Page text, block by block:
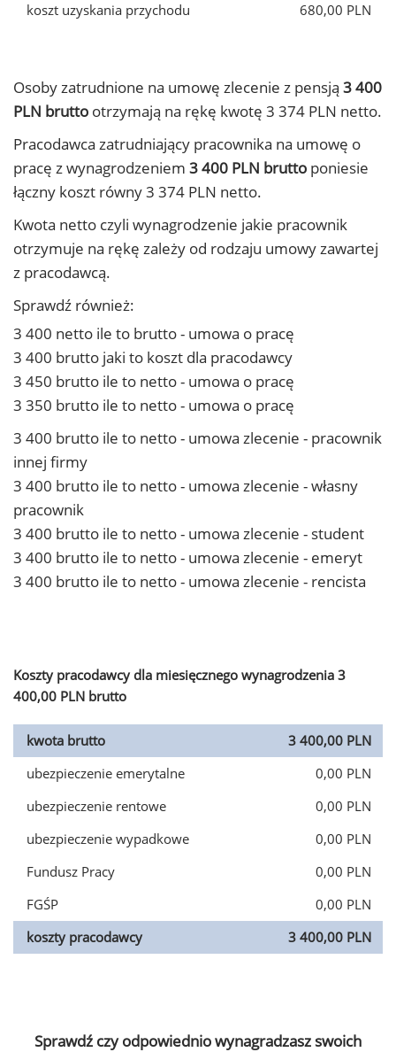
koszt uzyskania przychodu
680,00 PLN
Osoby zatrudnione na umowę zlecenie z pensją 3 400
PLN brutto otrzymają na rękę kwotę 3 374 PLN netto.
Pracodawca zatrudniający pracownika na umowę o
pracę z wynagrodzeniem 3 400 PLN brutto poniesie
łączny koszt równy 3 374 PLN netto.
Kwota netto czyli wynagrodzenie jakie pracownik
otrzymuje na rękę zależy od rodzaju umowy zawartej
z pracodawcą.
Sprawdź również:
3 400 netto ile to brutto - umowa o pracę
3 400 brutto jaki to koszt dla pracodawcy
3 450 brutto ile to netto - umowa o pracę
3 350 brutto ile to netto - umowa o pracę
3 400 brutto ile to netto - umowa zlecenie - pracownik
innej firmy
3 400 brutto ile to netto - umowa zlecenie - własny
pracownik
3 400 brutto ile to netto - umowa zlecenie - student
3 400 brutto ile to netto - umowa zlecenie - emeryt
3 400 brutto ile to netto - umowa zlecenie - rencista
Koszty pracodawcy dla miesięcznego wynagrodzenia 3
400,00 PLN brutto
kwota brutto
3 400,00 PLN
ubezpieczenie emerytalne
0,00 PLN
ubezpieczenie rentowe
0,00 PLN
ubezpieczenie wypadkowe
0,00 PLN
Fundusz Pracy
0,00 PLN
FGŚP
0,00 PLN
koszty pracodawcy
3 400,00 PLN
Sprawdź czy odpowiednio wynagradzasz swoich